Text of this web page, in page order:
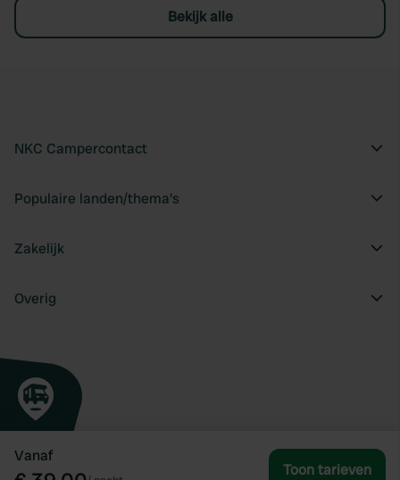
Vanaf
Toon tarieven
Bekijk alle
NKC Campercontact
Populaire landen/thema's
Zakelijk
Overig